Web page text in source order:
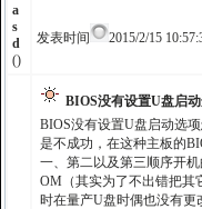
a
s
d
()
发表时间 2015/2/15
BIOS没有设置U盘启
BIOS没有设置U盘启动选
是不成功，在这种主板的
一、第二以及第三顺序开机
OM（其实为了不出错把其
时在量产U盘时偶也没有